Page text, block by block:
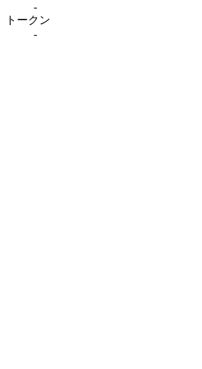
-
トークン
-